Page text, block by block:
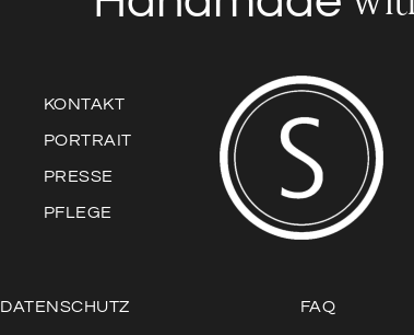
KONTAKT
PORTRAIT
PRESSE
PFLEGE
DATENSCHUTZ FAQ